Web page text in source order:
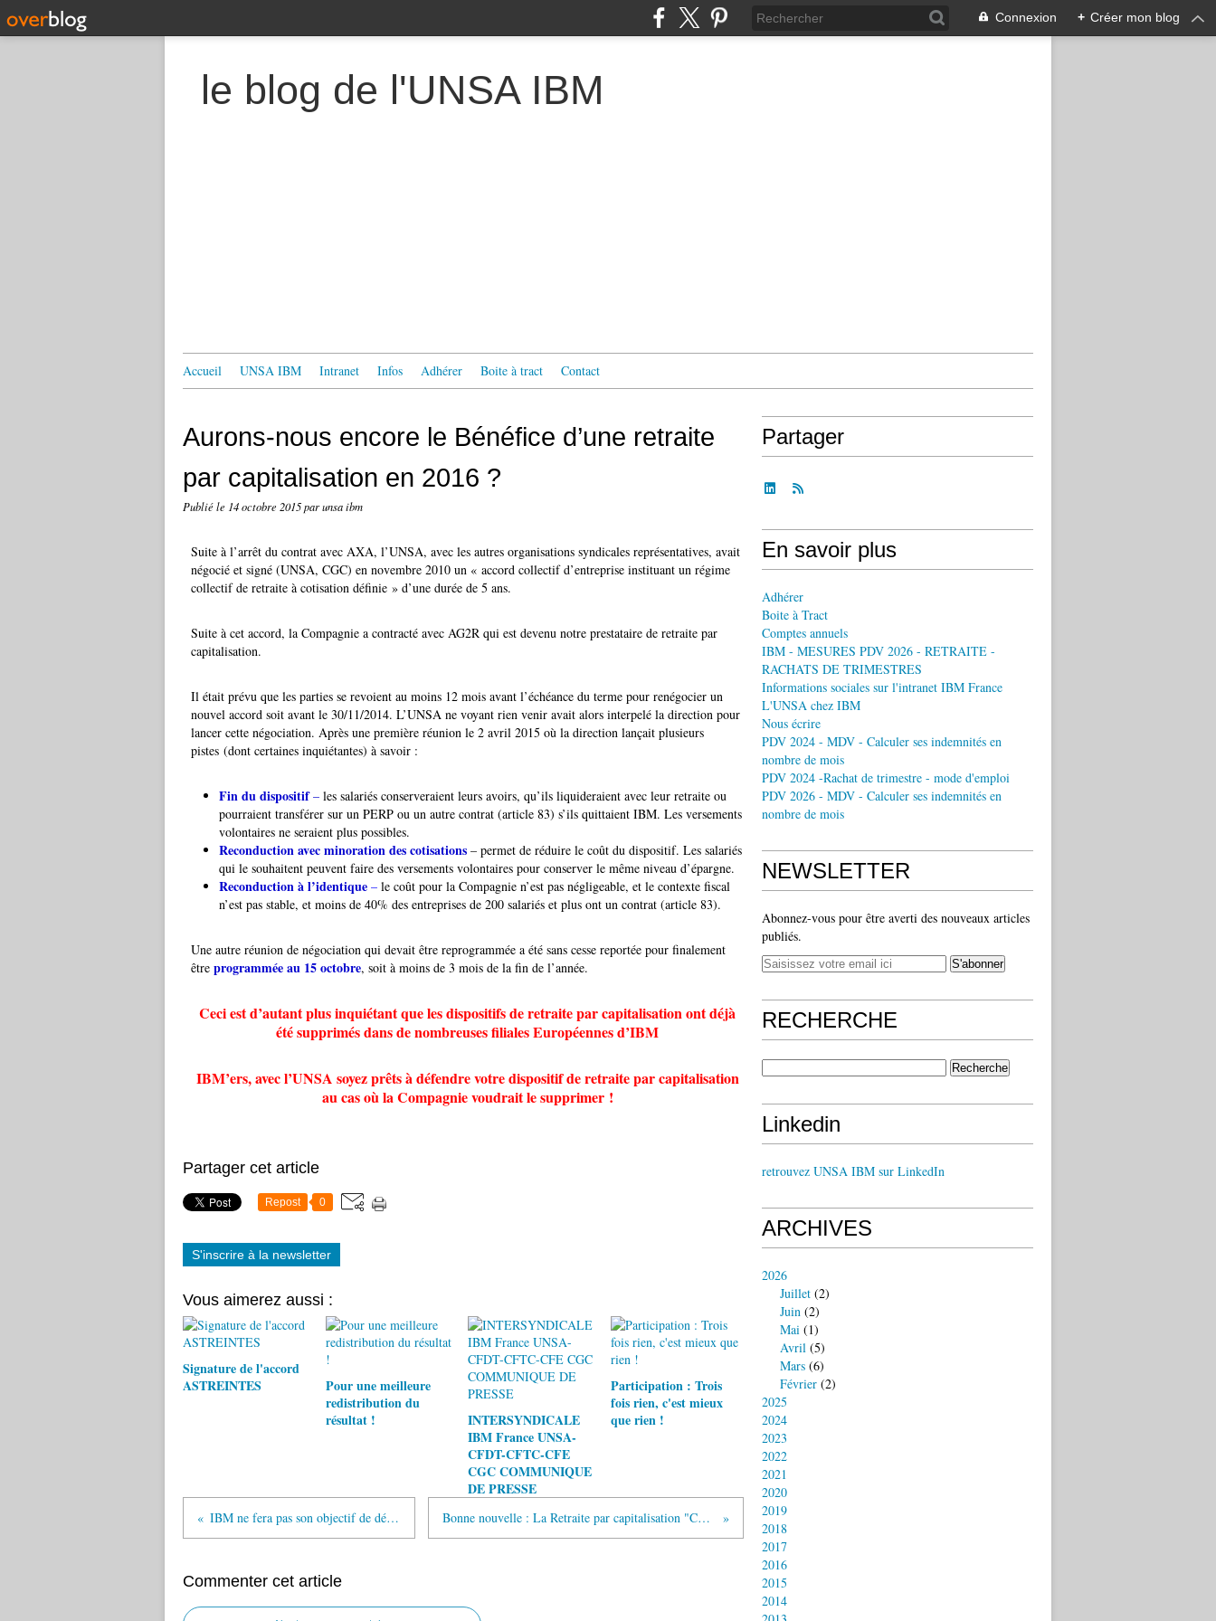
Connexion + Créer mon blog
le blog de l'UNSA IBM
Accueil UNSA IBM Intranet Infos Adhérer Boite à tract Contact
Aurons-nous encore le Bénéfice d’une retraite
par capitalisation en 2016 ?
Publié le 14 octobre 2015par unsa ibm
Suite à l’arrêt du contrat avec AXA, l’UNSA, avec les autres organisations syndicales représentatives, avait
négocié et signé (UNSA, CGC) en novembre 2010 un « accord collectif d’entreprise instituant un régime
collectif de retraite à cotisation définie » d’une durée de 5 ans.
Suite à cet accord, la Compagnie a contracté avec AG2R qui est devenu notre prestataire de retraite par
capitalisation.
Il était prévu que les parties se revoient au moins 12 mois avant l’échéance du terme pour renégocier un
nouvel accord soit avant le 30/11/2014. L’UNSA ne voyant rien venir avait alors interpelé la direction pour
lancer cette négociation. Après une première réunion le 2 avril 2015 où la direction lançait plusieurs
pistes (dont certaines inquiétantes) à savoir :
Fin du dispositif– les salariés conserveraient leurs avoirs, qu’ils liquideraient avec leur retraite ou
pourraient transférer sur un PERP ou un autre contrat (article 83) s’ils quittaient IBM. Les versements
volontaires ne seraient plus possibles.
Reconduction avec minoration des cotisations – permet de réduire le coût du dispositif. Les salariés
qui le souhaitent peuvent faire des versements volontaires pour conserver le même niveau d’épargne.
Reconduction à l’identique – le coût pour la Compagnie n’est pas négligeable, et le contexte fiscal
n’est pas stable, et moins de 40% des entreprises de 200 salariés et plus ont un contrat (article 83).
Une autre réunion de négociation qui devait être reprogrammée a été sans cesse reportée pour finalement
être programmée au 15 octobre, soit à moins de 3 mois de la fin de l’année.
Ceci est d’autant plus inquiétant que les dispositifs de retraite par capitalisation ont déjà
été supprimés dans de nombreuses filiales Européennes d’IBM
IBM’ers, avec l’UNSA soyez prêts à défendre votre dispositif de retraite par capitalisation
au cas où la Compagnie voudrait le supprimer !
Partager cet article
Repost 0
S'inscrire à la newsletter
Vous aimerez aussi :
Signature de l'accord
ASTREINTES
Pour une meilleure
redistribution du
résultat !
INTERSYNDICALE
IBM France UNSA-
CFDT-CFTC-CFE
CGC COMMUNIQUE
DE PRESSE
Participation : Trois
fois rien, c'est mieux
que rien !
IBM ne fera pas son objectif de départs volontaires Bonne nouvelle : La Retraite par capitalisation "CAPI" d'IBM est sauvée
Commenter cet article
Partager
En savoir plus
Adhérer
Boite à Tract
Comptes annuels
IBM - MESURES PDV 2026 - RETRAITE -
RACHATS DE TRIMESTRES
Informations sociales sur l'intranet IBM France
L'UNSA chez IBM
Nous écrire
PDV 2024 - MDV - Calculer ses indemnités en
nombre de mois
PDV 2024 -Rachat de trimestre - mode d'emploi
PDV 2026 - MDV - Calculer ses indemnités en
nombre de mois
NEWSLETTER
Abonnez-vous pour être averti des nouveaux articles
publiés.
RECHERCHE
Linkedin
retrouvez UNSA IBM sur LinkedIn
ARCHIVES
2026
Juillet (2)
Juin (2)
Mai (1)
Avril (5)
Mars (6)
Février (2)
2025
2024
2023
2022
2021
2020
2019
2018
2017
2016
2015
2014